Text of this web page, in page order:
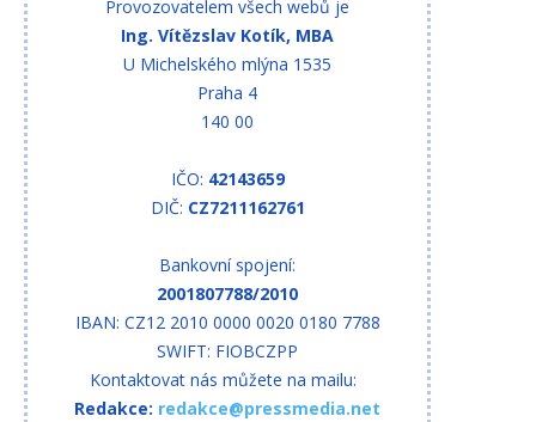
Provozovatelem všech webů je
Ing. Vítězslav Kotík, MBA
U Michelského mlýna 1535
Praha 4
140 00
IČO: 42143659
DIČ: CZ7211162761
Bankovní spojení:
2001807788/2010
IBAN: CZ12 2010 0000 0020 0180 7788
SWIFT: FIOBCZPP
Kontaktovat nás můžete na mailu:
Redakce: redakce@pressmedia.net